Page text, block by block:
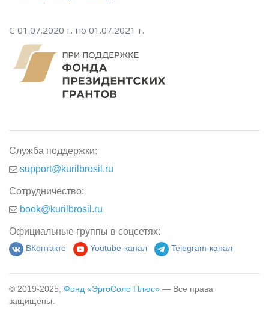
С 01.07.2020 г. по 01.07.2021 г.
Служба поддержки:
support@kurilbrosil.ru
Сотрудничество:
book@kurilbrosil.ru
Официальные группы в соцсетях:
ВКонтакте Youtube-канал Telegram-канал
© 2019-2025, Фонд «ЭргоСоло Плюс» — Все права
защищены.